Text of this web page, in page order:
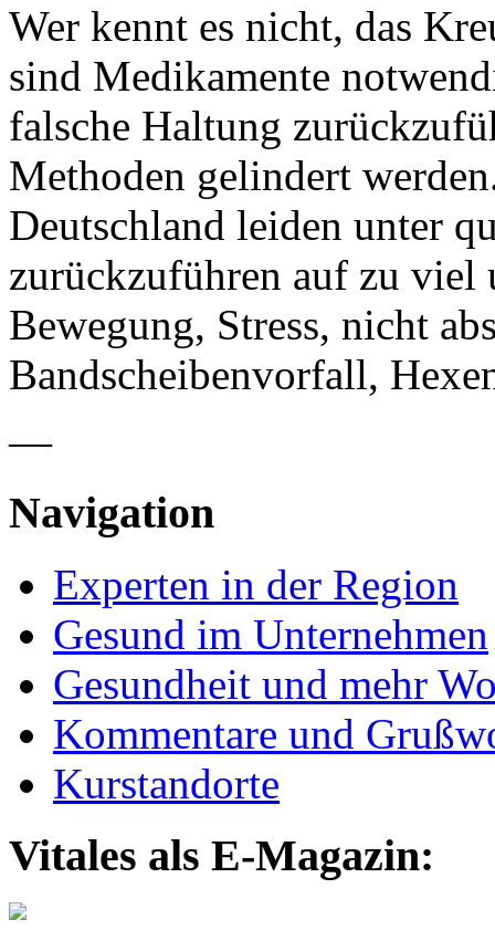
Wer kennt es nicht, das
sind Medikamente
falsche Haltung
Methoden gelindert
Deutschland leiden unter
zurückzuführen auf zu viel
Bewegung, Stress, nicht
Bandscheibenvorfall,
—
Navigation
Experten in der Region
Gesund im Unternehmen
Gesundheit und mehr
Kommentare und
Kurstandorte
Vitales als E-Magazin: